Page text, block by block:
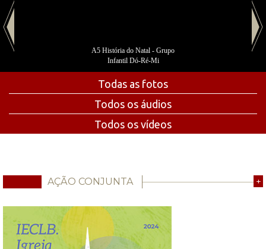
A5 História do Natal - Grupo
Infantil Dó-Ré-Mi
Todas as fotos
Todos os áudios
Todos os vídeos
AÇÃO CONJUNTA +